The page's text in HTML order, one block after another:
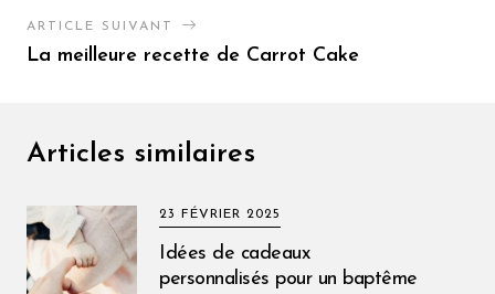
ARTICLE SUIVANT
La meilleure recette de Carrot Cake
Articles similaires
23 FÉVRIER 2025
Idées de cadeaux
personnalisés pour un baptême